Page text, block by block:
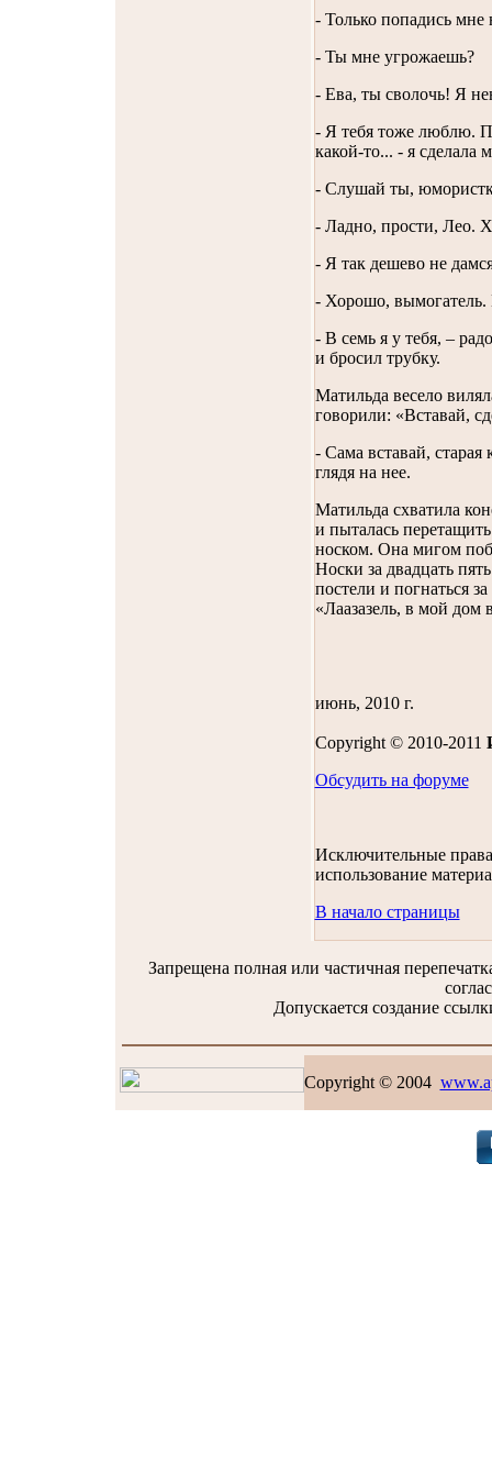
- Только попадись мне
- Ты мне угрожаешь?
- Ева, ты сволочь! Я
- Я тебя тоже люблю.
какой-то... - я сделала
- Слушай ты,
- Ладно, прости, Лео.
- Я так дешево не
- Хорошо,
- В семь я у тебя, –
и бросил трубку.
Матильда весело
говорили: «Вставай,
- Сама вставай, старая
глядя на нее.
Матильда схватила
и пыталась
носком. Она мигом
Носки за двадцать
постели и погнаться
«Лаазазель, в мой дом
июнь, 2010 г.
Copyright © 2010-2011
Обсудить на форуме
Исключительные
использование
В начало страницы
Запрещена полная или частичная
Допускается создание
Copyright © 2004